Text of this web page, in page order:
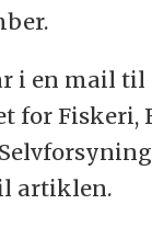
i en mail til
for Fiskeri,
artiklen.